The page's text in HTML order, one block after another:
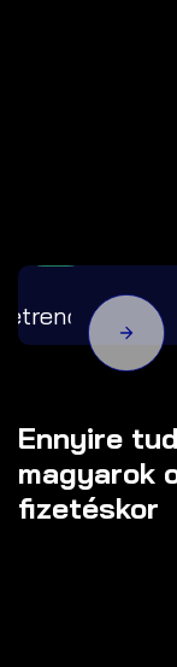
Ennyire
magyarok
fizetéskor